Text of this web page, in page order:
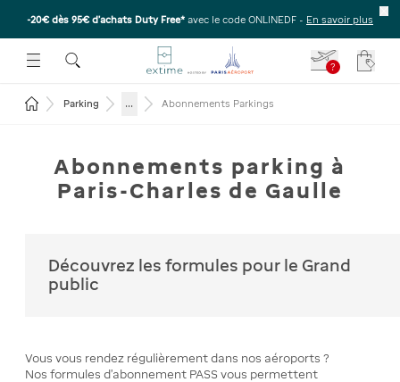
-20€ dès 95€ d’achats Duty Free* avec le code ONLINEDF - En savoir plus
MENU
OUVRIR LE SOUS-MENU
POUR OUVRIR LE SOUS-MENU
?
Revenir à la page d'accueil
Parking ... Abonnements Parkings
Abonnements parking à
Paris-Charles de Gaulle
Découvrez les formules pour le Grand
public
Vous vous rendez régulièrement dans nos aéroports ?
Nos formules d'abonnement PASS vous permettent